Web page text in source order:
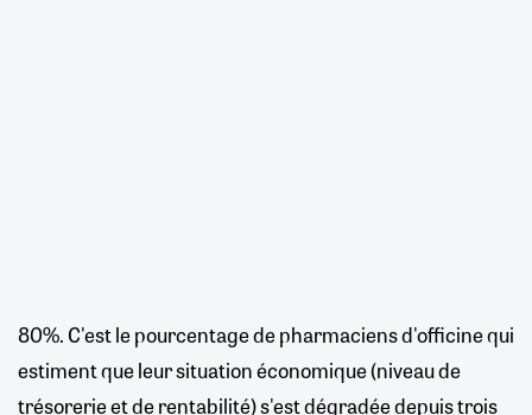
80%. C'est le pourcentage de pharmaciens d'officine qui
estiment que leur situation économique (niveau de
trésorerie et de rentabilité) s'est dégradée depuis trois